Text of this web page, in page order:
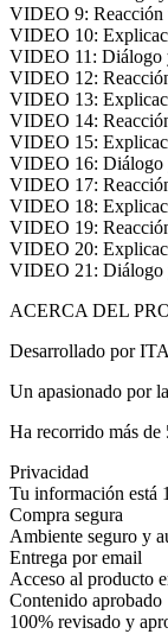
VIDEO 9: Reacción
VIDEO 10:
VIDEO 11: Diálogo
VIDEO 12:
VIDEO 13:
VIDEO 14:
VIDEO 15:
VIDEO 16: Diálogo
VIDEO 17:
VIDEO 18:
VIDEO 19:
VIDEO 20:
VIDEO 21: Diálogo
ACERCA DEL
Desarrollado por
Un apasionado por
Ha recorrido más de
Privacidad
Tu información está
Compra segura
Ambiente seguro y
Entrega por email
Acceso al producto
Contenido aprobado
100% revisado y